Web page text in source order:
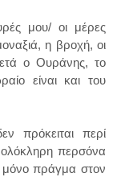
μου/ οι μέρες
η βροχή, οι
ο Ουράνης, το
είναι και του
πρόκειται περί
περσόνα
μόνο πράγμα στον